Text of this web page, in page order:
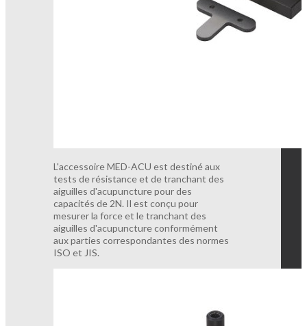
L'accessoire MED-ACU est destiné aux
tests de résistance et de tranchant des
aiguilles d'acupuncture pour des
capacités de 2N. Il est conçu pour
mesurer la force et le tranchant des
aiguilles d'acupuncture conformément
aux parties correspondantes des normes
ISO et JIS.